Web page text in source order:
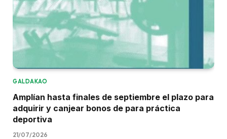
GALDAKAO
Amplían hasta finales de septiembre el plazo para
adquirir y canjear bonos de para práctica
deportiva
21/07/2026